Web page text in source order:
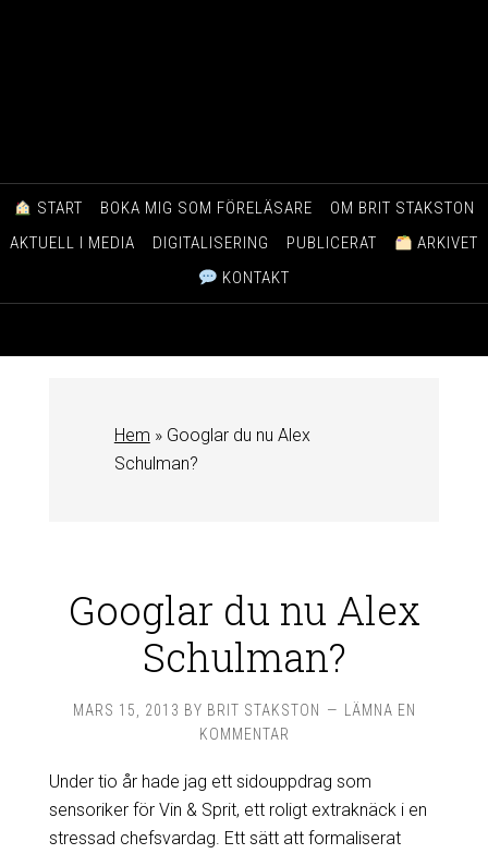
START BOKA MIG SOM FÖRELÄSARE
OM BRIT STAKSTON
AKTUELL I MEDIA
DIGITALISERING PUBLICERAT
ARKIVET
KONTAKT
Hem » Googlar du nu Alex
Schulman?
Googlar du nu Alex
Schulman?
MARS 15, 2013 BY BRIT STAKSTON
LÄMNA EN
KOMMENTAR
Under tio år hade jag ett sidouppdrag som
sensoriker för Vin & Sprit, ett roligt extraknäck i en
stressad chefsvardag. Ett sätt att formaliserat